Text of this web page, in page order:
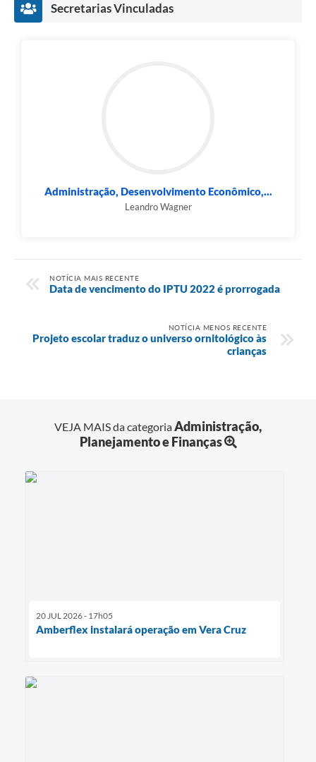
Secretarias Vinculadas
Administração, Desenvolvimento Econômico,...
Leandro Wagner
NOTÍCIA MAIS RECENTE
Data de vencimento do IPTU 2022 é prorrogada
NOTÍCIA MENOS RECENTE
Projeto escolar traduz o universo ornitológico às
crianças
VEJA MAIS da categoriaAdministração,
Planejamento e Finanças
20 JUL 2026 - 17h05
Amberflex instalará operação em Vera Cruz